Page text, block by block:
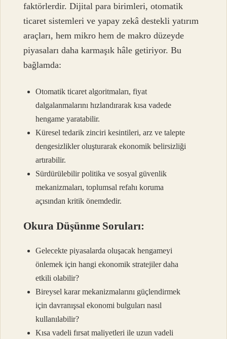
faktörlerdir. Dijital para birimleri, otomatik
ticaret sistemleri ve yapay zekâ destekli yatırım
araçları, hem mikro hem de makro düzeyde
piyasaları daha karmaşık hâle getiriyor. Bu
bağlamda:
Otomatik ticaret algoritmaları, fiyat
dalgalanmalarını hızlandırarak kısa vadede
hengame yaratabilir.
Küresel tedarik zinciri kesintileri, arz ve talepte
dengesizlikleroluşturarak ekonomik belirsizliği
artırabilir.
Sürdürülebilir politika ve sosyal güvenlik
mekanizmaları, toplumsal refahı koruma
açısından kritik önemdedir.
Okura Düşünme Soruları:
Gelecekte piyasalarda oluşacak hengameyi
önlemek için hangi ekonomik stratejiler daha
etkili olabilir?
Bireysel karar mekanizmalarını güçlendirmek
için davranışsal ekonomi bulguları nasıl
kullanılabilir?
Kısa vadeli fırsat maliyetleri ile uzun vadeli